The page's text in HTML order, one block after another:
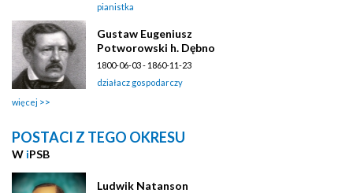
pianistka
Gustaw Eugeniusz
Potworowski h. Dębno
1800-06-03 - 1860-11-23
działacz gospodarczy
więcej
POSTACI Z TEGO OKRESU
W iPSB
Ludwik Natanson